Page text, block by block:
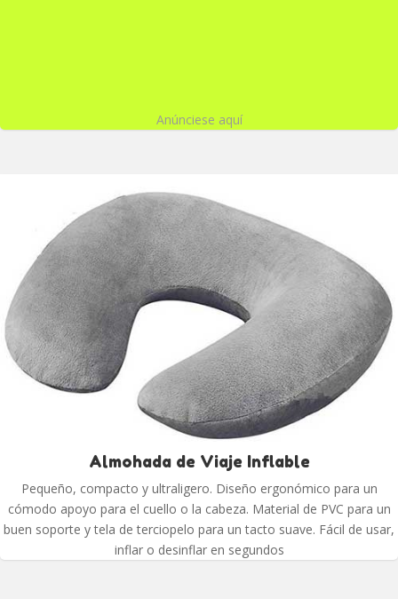
Anúnciese aquí
Almohada de Viaje Inflable
Pequeño, compacto y ultraligero. Diseño ergonómico para un
cómodo apoyo para el cuello o la cabeza. Material de PVC para un
buen soporte y tela de terciopelo para un tacto suave. Fácil de usar,
inflar o desinflar en segundos